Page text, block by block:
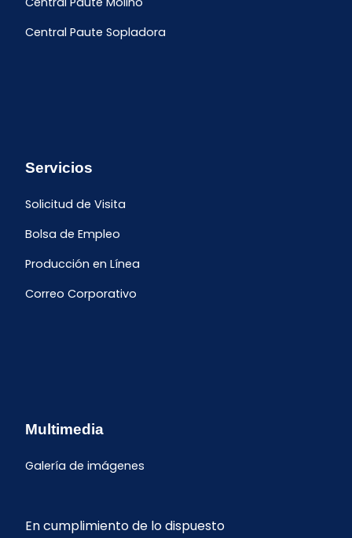
Central Paute Sopladora
Servicios
Solicitud de Visita
Bolsa de Empleo
Producción en Línea
Correo Corporativo
Multimedia
Galería de imágenes
En cumplimiento de lo dispuesto